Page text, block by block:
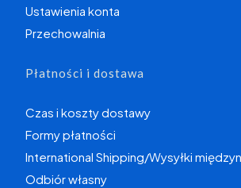
Ustawienia konta
Przechowalnia
Płatności i dostawa
Czas i koszty dostawy
Formy płatności
International Shipping/Wysyłki
Odbiór własny